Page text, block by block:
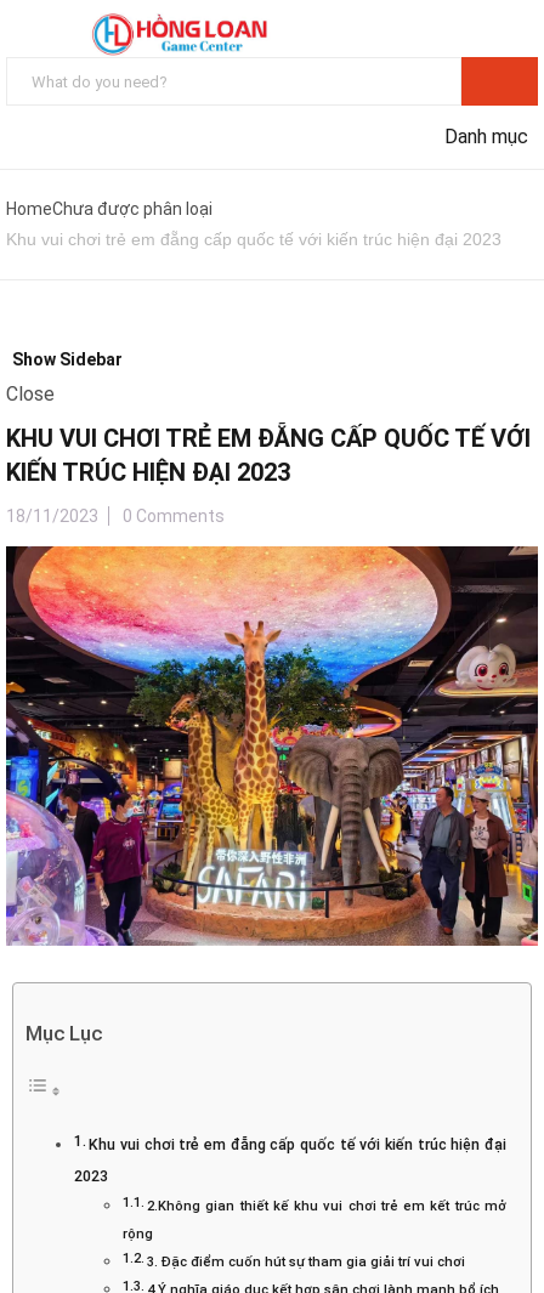
Danh mục
HomeChưa được phân loại
Khu vui chơi trẻ em đẵng cấp quốc tế với kiến trúc hiện đại 2023
Show Sidebar
Close
KHU VUI CHƠI TRẺ EM ĐẴNG CẤP QUỐC TẾ VỚI
KIẾN TRÚC HIỆN ĐẠI 2023
18/11/2023 0 Comments
Mục Lục
Khu vui chơi trẻ em đẵng cấp quốc tế với kiến trúc hiện đại
2023
2.Không gian thiết kế khu vui chơi trẻ em kết trúc mở
rộng
3. Đặc điểm cuốn hút sự tham gia giải trí vui chơi